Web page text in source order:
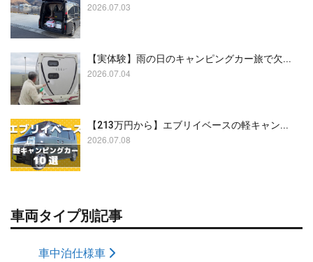
2026.07.03
【実体験】雨の日のキャンピングカー旅で欠...
2026.07.04
【213万円から】エブリイベースの軽キャン...
2026.07.08
車両タイプ別記事
車中泊仕様車